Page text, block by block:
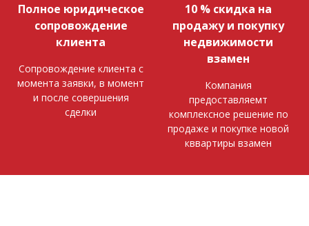
Полное юридическое
сопровождение
клиента
Сопровождение клиента с
момента заявки, в момент
и после совершения
сделки
10 % скидка на
продажу и покупку
недвижимости
взамен
Компания
предоставляемт
комплексное решение по
продаже и покупке новой
кввартиры взамен